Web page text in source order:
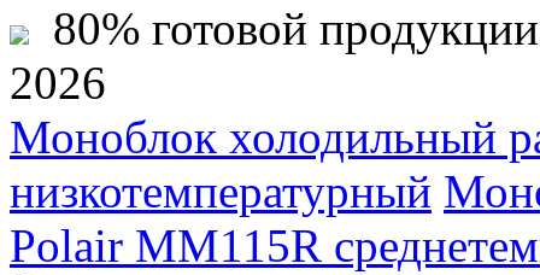
80% готовой
2026
Моноблок холодильный
низкотемпературный
Polair MM115R